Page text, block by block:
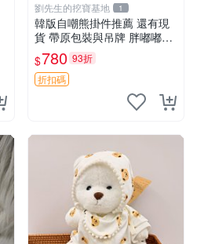
劉先生的挖寶基地 1
韓版自嘲熊掛件推薦 還有現
貨 帶原包裝與吊牌 胖嘟嘟超
可愛 毛絨手感佳 小熊掛件 自
嘲抱枕 小熊抱枕
$780 93折
折扣碼